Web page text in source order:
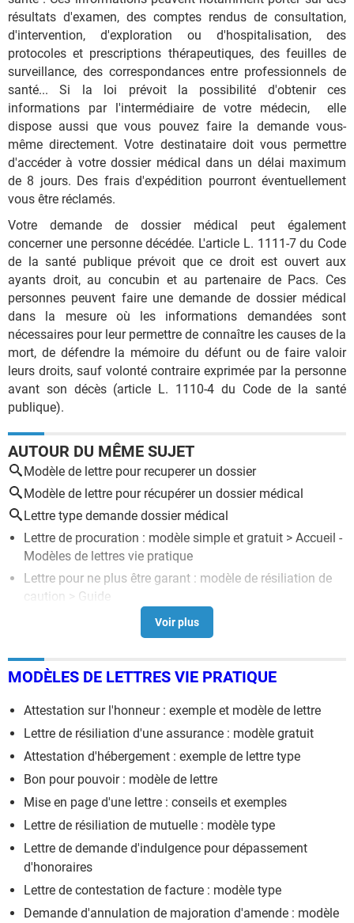
résultats d'examen, des comptes rendus de consultation,
d'intervention, d'exploration ou d'hospitalisation, des
protocoles et prescriptions thérapeutiques, des feuilles de
surveillance, des correspondances entre professionnels de
santé... Si la loi prévoit la possibilité d'obtenir ces
informations par l'intermédiaire de votre médecin, elle
dispose aussi que vous pouvez faire la demande vous-
même directement. Votre destinataire doit vous permettre
d'accéder à votre dossier médical dans un délai maximum
de 8 jours. Des frais d'expédition pourront éventuellement
vous être réclamés.
Votre demande de dossier médical peut également
concerner une personne décédée. L'article L. 1111-7 du Code
de la santé publique prévoit que ce droit est ouvert aux
ayants droit, au concubin et au partenaire de Pacs. Ces
personnes peuvent faire une demande de dossier médical
dans la mesure où les informations demandées sont
nécessaires pour leur permettre de connaître les causes de la
mort, de défendre la mémoire du défunt ou de faire valoir
leurs droits, sauf volonté contraire exprimée par la personne
avant son décès (article L. 1110-4 du Code de la santé
publique).
AUTOUR DU MÊME SUJET
Modèle de lettre pour recuperer un dossier
Modèle de lettre pour récupérer un dossier médical
Lettre type demande dossier médical
Lettre de procuration : modèle simple et gratuit > Accueil -
Modèles de lettres vie pratique
Lettre pour ne plus être garant : modèle de résiliation de
caution > Guide
Lettre de candidature : exemple de lettre gratuit
Attestation de témoin pour garde exclusive
d'enfants
Lettre pour signaler un comportement irrespectueux :
MODÈLES DE LETTRES VIE PRATIQUE
Attestation sur l'honneur : exemple et modèle de lettre
Lettre de résiliation d'une assurance : modèle gratuit
Attestation d'hébergement : exemple de lettre type
Bon pour pouvoir : modèle de lettre
Mise en page d'une lettre : conseils et exemples
Lettre de résiliation de mutuelle : modèle type
Lettre de demande d'indulgence pour dépassement
d'honoraires
Lettre de contestation de facture : modèle type
Demande d'annulation de majoration d'amende : modèle